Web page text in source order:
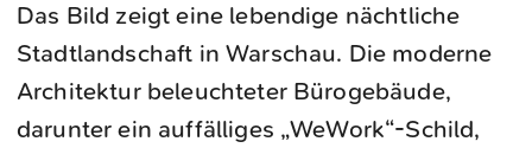
Das Bild zeigt eine lebendige nächtliche
Stadtlandschaft in Warschau. Die moderne
Architektur beleuchteter Bürogebäude,
darunter ein auffälliges „WeWork“-Schild,